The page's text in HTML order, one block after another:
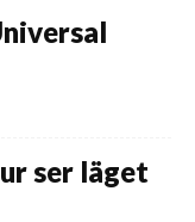
ser läget